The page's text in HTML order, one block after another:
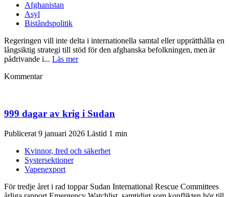
Afghanistan
Asyl
Biståndspolitik
Regeringen vill inte delta i internationella samtal eller upprätthålla en
långsiktig strategi till stöd för den afghanska befolkningen, men är
pådrivande i... Läs mer
Kommentar
999 dagar av krig i Sudan
Publicerat 9 januari 2026
Kvinnor, fred och säkerhet
Systersektioner
Vapenexport
För tredje året i rad toppar Sudan International Rescue Committees